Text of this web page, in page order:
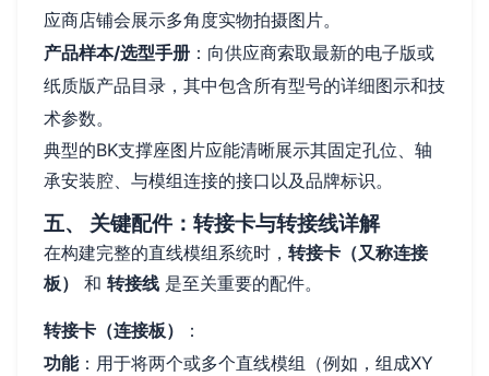
应商店铺会展示多角度实物拍摄图片。
产品样本/选型手册 ：向供应商索取最新的电子版或
纸质版产品目录，其中包含所有型号的详细图示和技
术参数。
典型的BK支撑座图片应能清晰展示其固定孔位、轴
承安装腔、与模组连接的接口以及品牌标识。
五、 关键配件：转接卡与转接线详解
在构建完整的直线模组系统时， 转接卡（又称连接
板）
和 转接线 是至关重要的配件。
转接卡（连接板）
：
功能：用于将两个或多个直线模组（例如，组成XY